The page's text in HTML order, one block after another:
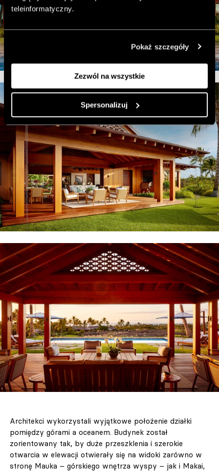
teleinformatyczny.
Pokaż szczegóły
Zezwól na wszystkie
Spersonalizuj
Architekci wykorzystali wyjątkowe położenie działki
pomiędzy górami a oceanem. Budynek został
zorientowany tak, by duże przeszklenia i szerokie
otwarcia w elewacji otwierały się na widoki zarówno w
stronę Mauka – górskiego wnętrza wyspy – jak i Makai,